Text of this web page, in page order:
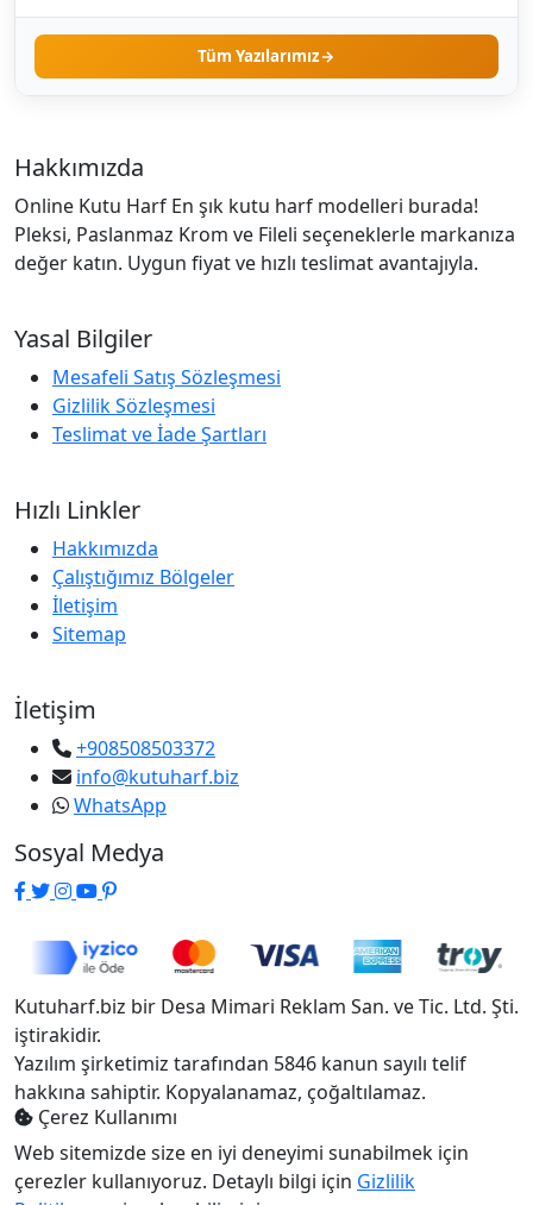
Tüm Yazılarımız
Hakkımızda
Online Kutu Harf En şık kutu harf modelleri burada!
Pleksi, Paslanmaz Krom ve Fileli seçeneklerle markanıza
değer katın. Uygun fiyat ve hızlı teslimat avantajıyla.
Yasal Bilgiler
Mesafeli Satış Sözleşmesi
Gizlilik Sözleşmesi
Teslimat ve İade Şartları
Hızlı Linkler
Hakkımızda
Çalıştığımız Bölgeler
İletişim
Sitemap
İletişim
+908508503372
info@kutuharf.biz
WhatsApp
Sosyal Medya
Kutuharf.biz bir Desa Mimari Reklam San. ve Tic. Ltd. Şti.
iştirakidir.
Yazılım şirketimiz tarafından 5846 kanun sayılı telif
hakkına sahiptir. Kopyalanamaz, çoğaltılamaz.
Çerez Kullanımı
Web sitemizde size en iyi deneyimi sunabilmek için
çerezler kullanıyoruz. Detaylı bilgi için Gizlilik